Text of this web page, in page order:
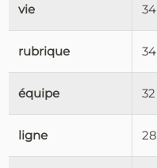
vie 34
rubrique 34
équipe 32
ligne 28